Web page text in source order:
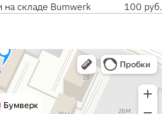
на складе Bumwerk 100 руб.